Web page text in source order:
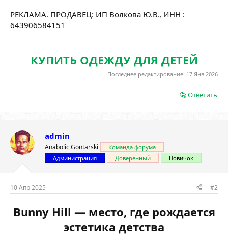
РЕКЛАМА. ПРОДАВЕЦ: ИП Волкова Ю.В., ИНН :
643906584151
КУПИТЬ ОДЕЖДУ ДЛЯ ДЕТЕЙ
Последнее редактирование: 17 Янв 2026
Ответить
admin
Anabolic Gontarski
Команда форума
Администрация
Доверенный Новичок
10 Апр 2025 #2
Bunny Hill — место, где рождается
эстетика детства